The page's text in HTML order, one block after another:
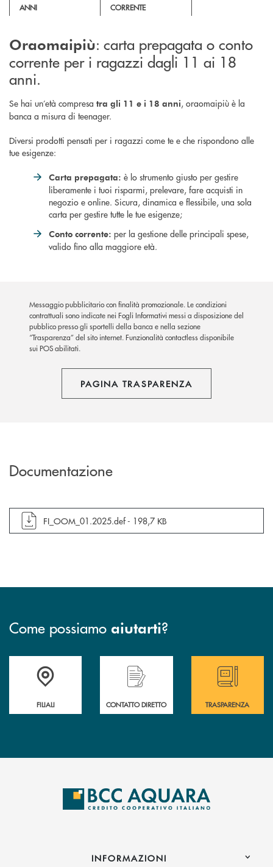
ANNI
CORRENTE
Oraomaipiù: carta prepagata o conto
corrente per i ragazzi dagli 11 ai 18
anni.
Se hai un’età compresa tra gli 11 e i 18 anni, oraomaipiù è la
banca a misura di teenager.
Diversi prodotti pensati per i ragazzi come te e che rispondono alle
tue esigenze:
Carta prepagata: è lo strumento giusto per gestire
liberamente i tuoi risparmi, prelevare, fare acquisti in
negozio e online. Sicura, dinamica e flessibile, una sola
carta per gestire tutte le tue esigenze;
Conto corrente: per la gestione delle principali spese,
valido fino alla maggiore età.
Messaggio pubblicitario con finalità promozionale. Le condizioni
contrattuali sono indicate nei Fogli Informativi messi a disposizione del
pubblico presso gli sportelli della banca e nella sezione
“Trasparenza” del sito internet. Funzionalità contactless disponibile
sui POS abilitati.
PAGINA TRASPARENZA
Documentazione
apre documento in una nuova finestra
FI_OOM_01.2025.def - 198,7 KB
Come possiamo aiutarti?
Trova la filiale più vicina a te
FILIALI
Hai bisogno di assistenza immediata ?
CONTATTO DIRETTO
Hai bisogno di
TRASPARENZA
INFORMAZIONI